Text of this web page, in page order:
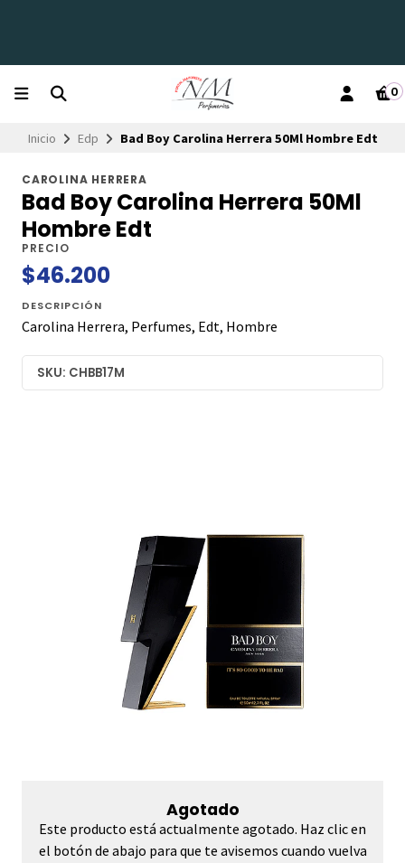
0
Inicio Edp Bad Boy Carolina Herrera 50Ml Hombre Edt
CAROLINA HERRERA
Bad Boy Carolina Herrera 50Ml
Hombre Edt
PRECIO
$46.200
DESCRIPCIÓN
Carolina Herrera, Perfumes, Edt, Hombre
SKU: CHBB17M
Agotado
Este producto está actualmente agotado. Haz clic en
el botón de abajo para que te avisemos cuando vuelva